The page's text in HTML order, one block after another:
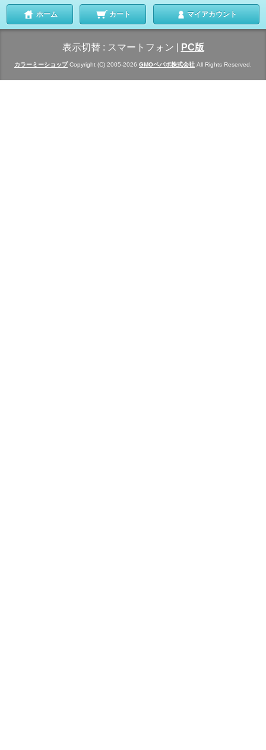
ホーム カート マイアカウント
表示切替 : スマートフォン PC版
カラーミーショップCopyright (C) 2005-2026 GMOペパボ株式会社 All Rights Reserved.